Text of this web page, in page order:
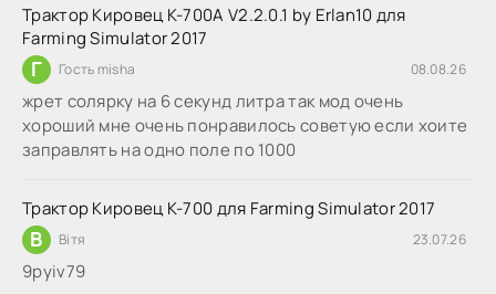
Трактор Кировец К-700А V2.2.0.1 by Erlan10 для
Farming Simulator 2017
Г Гость misha 08.08.26
жрет солярку на 6 секунд литра так мод очень
хороший мне очень понравилось советую если хоите
заправлять на одно поле по 1000
Трактор Кировец К-700 для Farming Simulator 2017
В Вітя 23.07.26
9руіv79